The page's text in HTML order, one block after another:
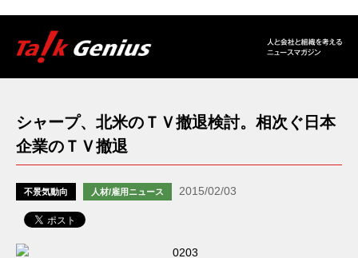
シャープ、北米のＴＶ撤退検討。相次ぐ日本
企業のＴＶ撤退
不景気動向 人材/雇用ニュース 2015/02/03